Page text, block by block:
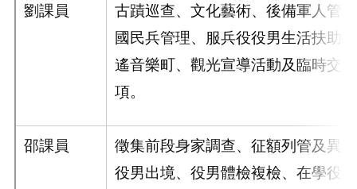
劉課員
古蹟巡查、文化藝術、後備軍人管
國民兵管理、服兵役役男生活扶助
遙音樂町、觀光宣導活動及臨時交
項。
邵課員
徵集前段身家調查、征額列管及異
役男出境、役男體檢複檢、在學役